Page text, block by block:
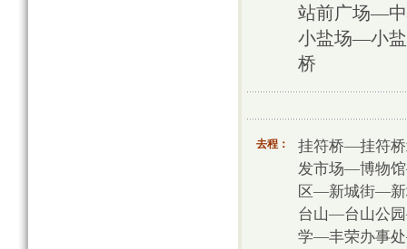
站前广场—
小盐场—小
桥
去程：
挂符桥—挂符
发市场—博物
区—新城街—
台山—台山公
学—丰荣办事